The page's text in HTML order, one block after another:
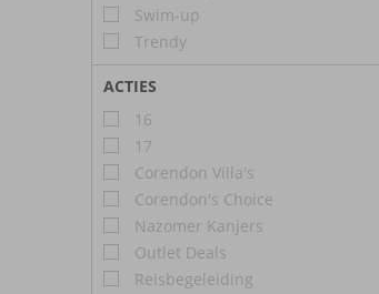
Swim-up
Trendy
ACTIES
16
17
Corendon Villa's
Corendon's Choice
Nazomer Kanjers
Outlet Deals
Reisbegeleiding